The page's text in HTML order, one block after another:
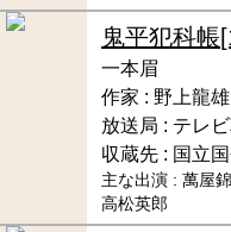
鬼平犯科帳
一本眉
作家 : 野上龍雄
放送局 : テレ
収蔵先 : 国立
主な出演 : 萬屋
高松英郎